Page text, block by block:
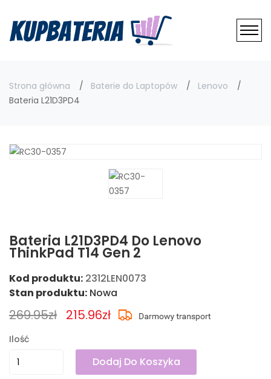
Strona główna Baterie do Laptopów
Lenovo
Bateria L21D3PD4
Bateria L21D3PD4 Do Lenovo
ThinkPad T14 Gen 2
Kod produktu: 2312LEN0073
Stan produktu: Nowa
269.95zł 215.96zł
Ilość
Dodaj Do Koszyka